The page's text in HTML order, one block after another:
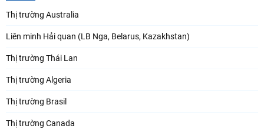
Thị trường Australia
Liên minh Hải quan (LB Nga, Belarus, Kazakhstan)
Thị trường Thái Lan
Thị trường Algeria
Thị trường Brasil
Thị trường Canada